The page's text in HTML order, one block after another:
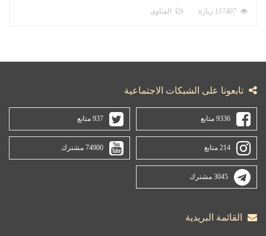
الفتاوى
تابعونا على الشبكات الاجتماعية
9336 متابع 937 متابع
214 متابع 74900 مشترك
3045 مشترك
القائمة البريدية